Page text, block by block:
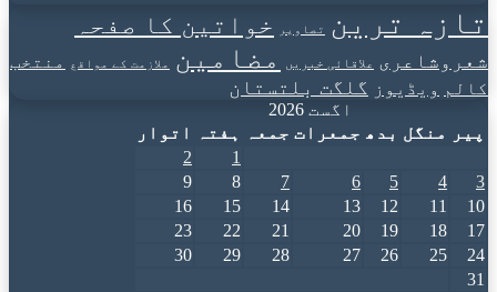
تازہ ترین تصاویر خواتین کا صفحہ
شعروشاعری علاقائی خبریں مضامین ملازمت کے مواقع
منتخب
کالم ویڈیوز گلگت بلتستان
اگست 2026
پیر
منگل بدھ جمعرات جمعہ ہفتہ
اتوار
1
2
3
4
5
6
7
8
9
10
11
12
13
14
15
16
17
18
19
20
21
22
23
24
25
26
27
28
29
30
31